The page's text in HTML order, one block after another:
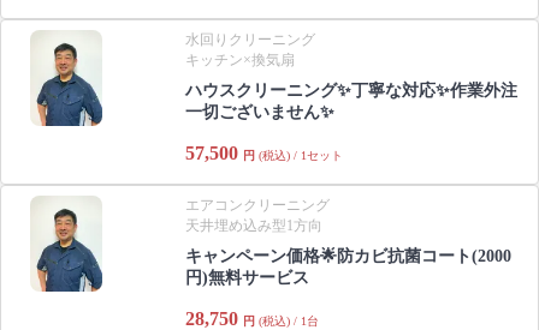
水回りクリーニング
キッチン×換気扇
ハウスクリーニング✨丁寧な対応✨作業外注
一切ございません✨
57,500 円 (税込) / 1セット
エアコンクリーニング
天井埋め込み型1方向
キャンペーン価格🌟防カビ抗菌コート(2000
円)無料サービス
28,750 円 (税込) / 1台